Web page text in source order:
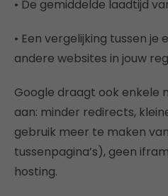
• De gemiddelde laadtijd
• Een vergelijking tussen je
andere websites in jouw
Google draagt ook enkele
aan: minder redirects,
gebruik meer te maken
tussenpagina’s), geen
hosting.